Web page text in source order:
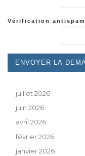
Vérification
juillet 2026
juin 2026
avril 2026
février 2026
janvier 2026